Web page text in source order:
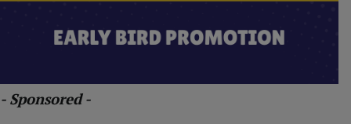
- Sponsored -